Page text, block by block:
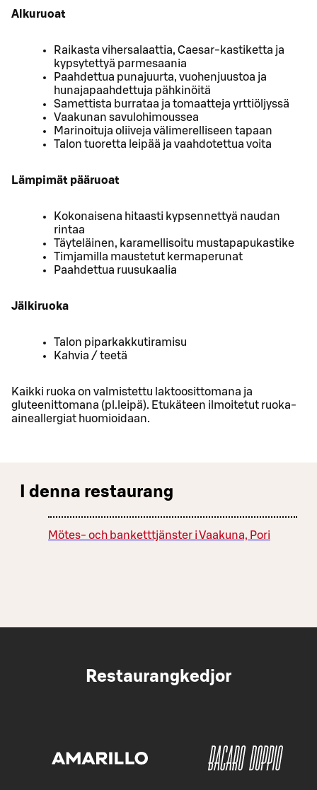
Alkuruoat
Raikasta vihersalaattia, Caesar-kastiketta ja
kypsytettyä parmesaania
Paahdettua punajuurta, vuohenjuustoa ja
hunajapaahdettuja pähkinöitä
Samettista burrataa ja tomaatteja yrttiöljyssä
Vaakunan savulohimoussea
Marinoituja oliiveja välimerelliseen tapaan
Talon tuoretta leipää ja vaahdotettua voita
Lämpimät pääruoat
Kokonaisena hitaasti kypsennettyä naudan
rintaa
Täyteläinen, karamellisoitu mustapapukastike
Timjamilla maustetut kermaperunat
Paahdettua ruusukaalia
Jälkiruoka
Talon piparkakkutiramisu
Kahvia / teetä
Kaikki ruoka on valmistettu laktoosittomana ja
gluteenittomana (pl.leipä). Etukäteen ilmoitetut ruoka-
aineallergiat huomioidaan.
I denna restaurang
Mötes- och banketttjänster i Vaakuna, Pori
Restaurangkedjor